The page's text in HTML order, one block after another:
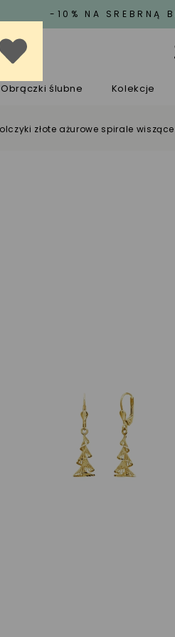
-10% NA SREBRNĄ
Obrączki ślubne Kolekcje
złote ażurowe spirale wiszące